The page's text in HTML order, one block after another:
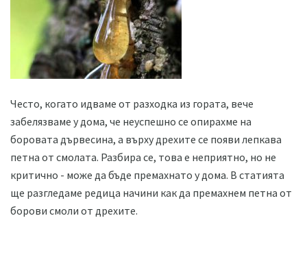
Често, когато идваме от разходка из гората, вече
забелязваме у дома, че неуспешно се опирахме на
боровата дървесина, а върху дрехите се появи лепкава
петна от смолата. Разбира се, това е неприятно, но не
критично - може да бъде премахнато у дома. В статията
ще разгледаме редица начини как да премахнем петна от
борови смоли от дрехите.